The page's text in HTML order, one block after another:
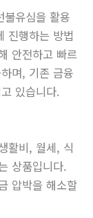
불유심을 활용
진행하는 방법
안전하고 빠르
며, 기존 금융
있습니다.
활비, 월세, 식
상품입니다.
압박을 해소할